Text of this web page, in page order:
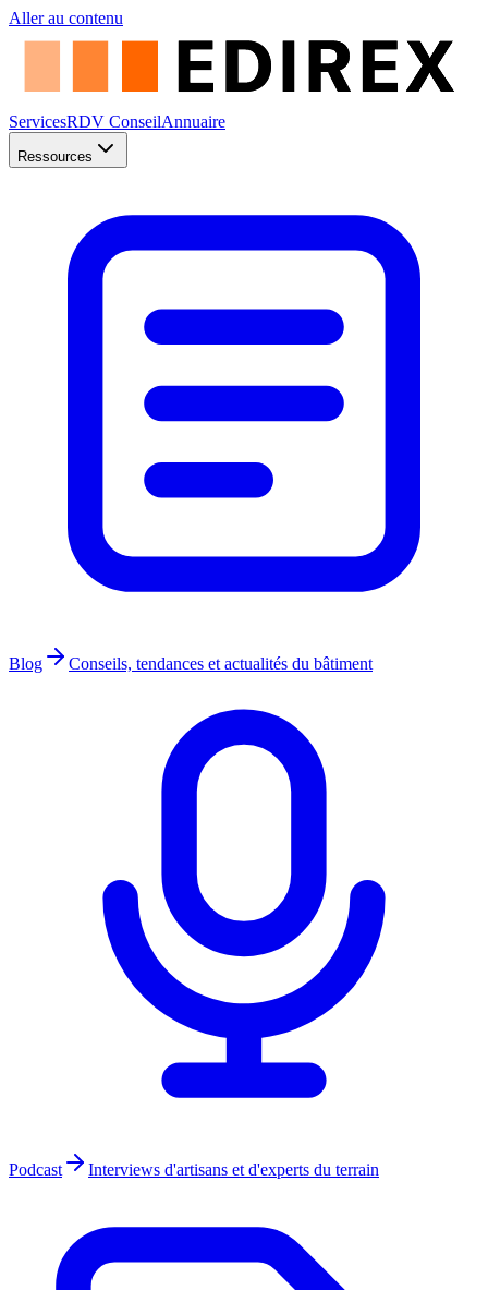
Aller au contenu
ServicesRDV ConseilAnnuaire
Ressources
Blog Conseils, tendances et actualités du bâtiment
Podcast Interviews d'artisans et d'experts du terrain